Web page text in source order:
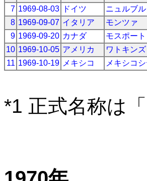
7 1969-08-03 ドイツ ニュルブ
8 1969-09-07 イタリア
モンツァ
9 1969-09-20 カナダ
モスポー
10 1969-10-05 アメリカ ワトキン
11 1969-10-19 メキシコ メキシコ
*1 正式名称は